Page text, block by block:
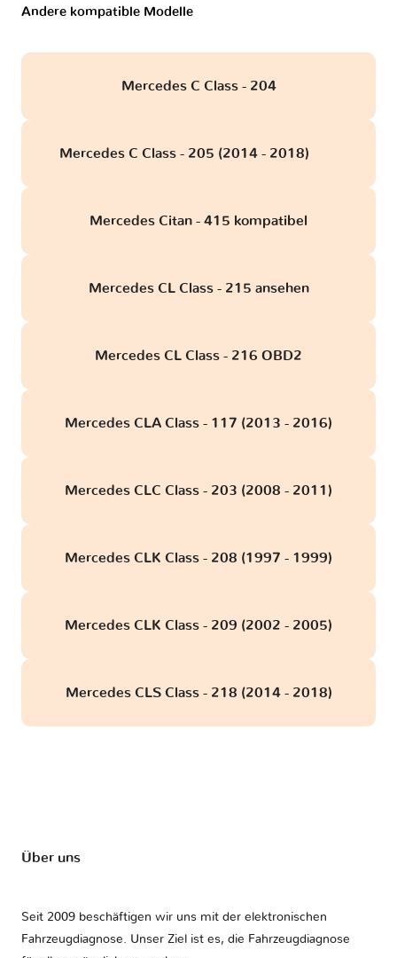
Andere kompatible Modelle
Mercedes C Class - 204
Mercedes C Class - 205 (2014 - 2018)
Mercedes Citan - 415 kompatibel
Mercedes CL Class - 215 ansehen
Mercedes CL Class - 216 OBD2
Mercedes CLA Class - 117 (2013 - 2016)
Mercedes CLC Class - 203 (2008 - 2011)
Mercedes CLK Class - 208 (1997 - 1999)
Mercedes CLK Class - 209 (2002 - 2005)
Mercedes CLS Class - 218 (2014 - 2018)
Über uns
Seit 2009 beschäftigen wir uns mit der elektronischen
Fahrzeugdiagnose. Unser Ziel ist es, die Fahrzeugdiagnose